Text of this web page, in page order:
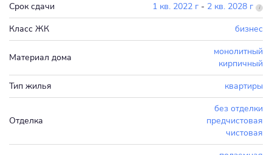
Срок сдачи
1 кв. 2022 г - 2 кв. 2028 г
Класс ЖК
бизнес
Материал дома
монолитный
кирпичный
Тип жилья
квартиры
Отделка
без отделки
предчистовая
чистовая